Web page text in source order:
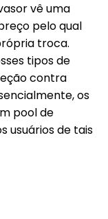
vê uma
pelo qual
troca.
tipos de
contra
os
pool de
usuários de tais